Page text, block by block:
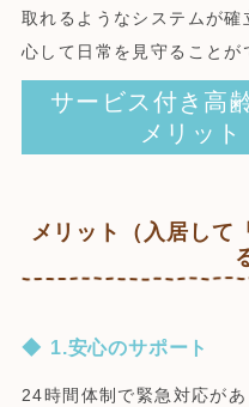
取れるようなシステムが
心して日常を見守ることが
サービス付き高
メリッ
メリット（入居して
1.安心のサポート
24時間体制で緊急対応が